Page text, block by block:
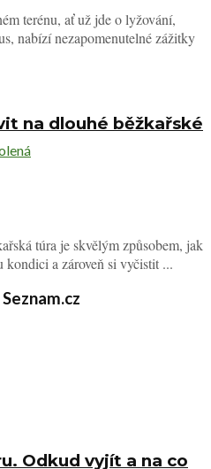
terénu, ať už jde o lyžování,
nabízí nezapomenutelné zážitky
na dlouhé běžkařské
túra je skvělým způsobem, jak
a zároveň si vyčistit ...
Odkud vyjít a na co